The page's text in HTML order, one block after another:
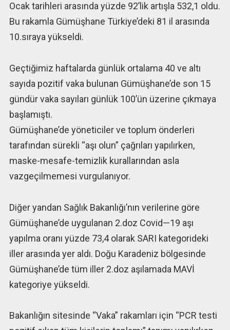
Ocak tarihleri arasında yüzde 92’lik artışla 532,1 oldu.
Bu rakamla Gümüşhane Türkiye’deki 81 il arasında
10.sıraya yükseldi.
Geçtiğimiz haftalarda günlük ortalama 40 ve altı
sayıda pozitif vaka bulunan Gümüşhane’de son 15
gündür vaka sayıları günlük 100’ün üzerine çıkmaya
başlamıştı.
Gümüşhane’de yöneticiler ve toplum önderleri
tarafından sürekli “aşı olun” çağrıları yapılırken,
maske-mesafe-temizlik kurallarından asla
vazgeçilmemesi vurgulanıyor.
Diğer yandan Sağlık Bakanlığı’nın verilerine göre
Gümüşhane’de uygulanan 2.doz Covid—19 aşı
yapılma oranı yüzde 73,4 olarak SARI kategorideki
iller arasında yer aldı. Doğu Karadeniz bölgesinde
Gümüşhane’de tüm iller 2.doz aşılamada MAVİ
kategoriye yükseldi.
Bakanlığın sitesinde “Vaka” rakamları için “PCR testi